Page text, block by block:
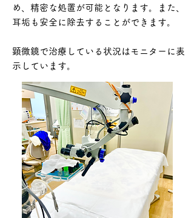
め、精密な処置が可能となります。また、
耳垢も安全に除去することができます。
​顕微鏡で治療している状況はモニターに表
示しています。